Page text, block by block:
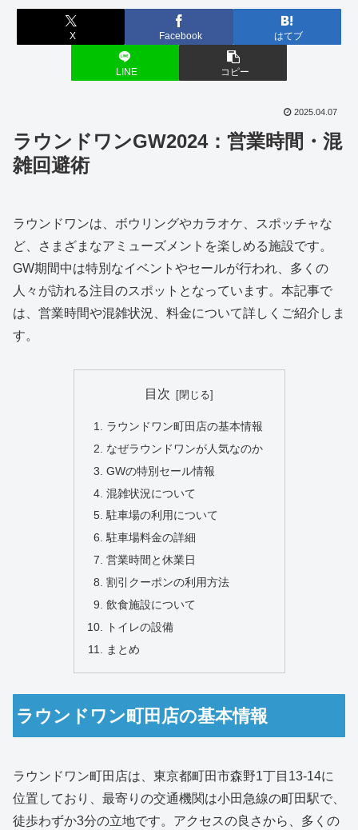
X Facebook はてブ
LINE コピー
2025.04.07
ラウンドワンGW2024：営業時間・混
雑回避術
ラウンドワンは、ボウリングやカラオケ、スポッチャな
ど、さまざまなアミューズメントを楽しめる施設です。
GW期間中は特別なイベントやセールが行われ、多くの
人々が訪れる注目のスポットとなっています。本記事で
は、営業時間や混雑状況、料金について詳しくご紹介しま
す。
目次
ラウンドワン町田店の基本情報
なぜラウンドワンが人気なのか
GWの特別セール情報
混雑状況について
駐車場の利用について
駐車場料金の詳細
営業時間と休業日
割引クーポンの利用方法
飲食施設について
トイレの設備
まとめ
ラウンドワン町田店の基本情報
ラウンドワン町田店は、東京都町田市森野1丁目13-14に
位置しており、最寄りの交通機関は小田急線の町田駅で、
徒歩わずか3分の立地です。アクセスの良さから、多くの